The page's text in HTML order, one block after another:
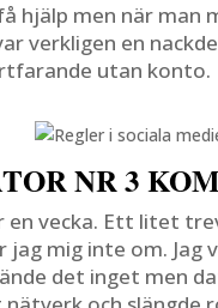
hjälp men när man
verkligen en
utan konto.
NR 3
en vecka. Ett litet
jag mig inte om.
det inget men